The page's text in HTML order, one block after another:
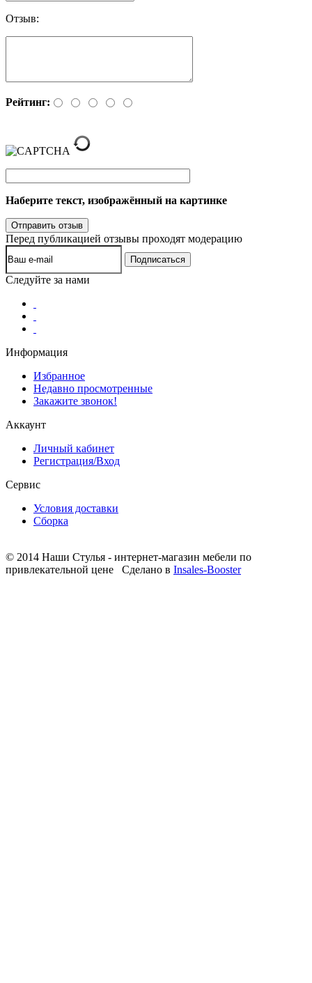
Отзыв:
Рейтинг:
Наберите текст, изображённый на картинке
Перед публикацией отзывы проходят модерацию
Следуйте за нами
Информация
Избранное
Недавно просмотренные
Закажите звонок!
Аккаунт
Личный кабинет
Регистрация/Вход
Сервис
Условия доставки
Сборка
© 2014 Наши Стулья - интернет-магазин мебели по
привлекательной цене
Сделано в Insales-Booster